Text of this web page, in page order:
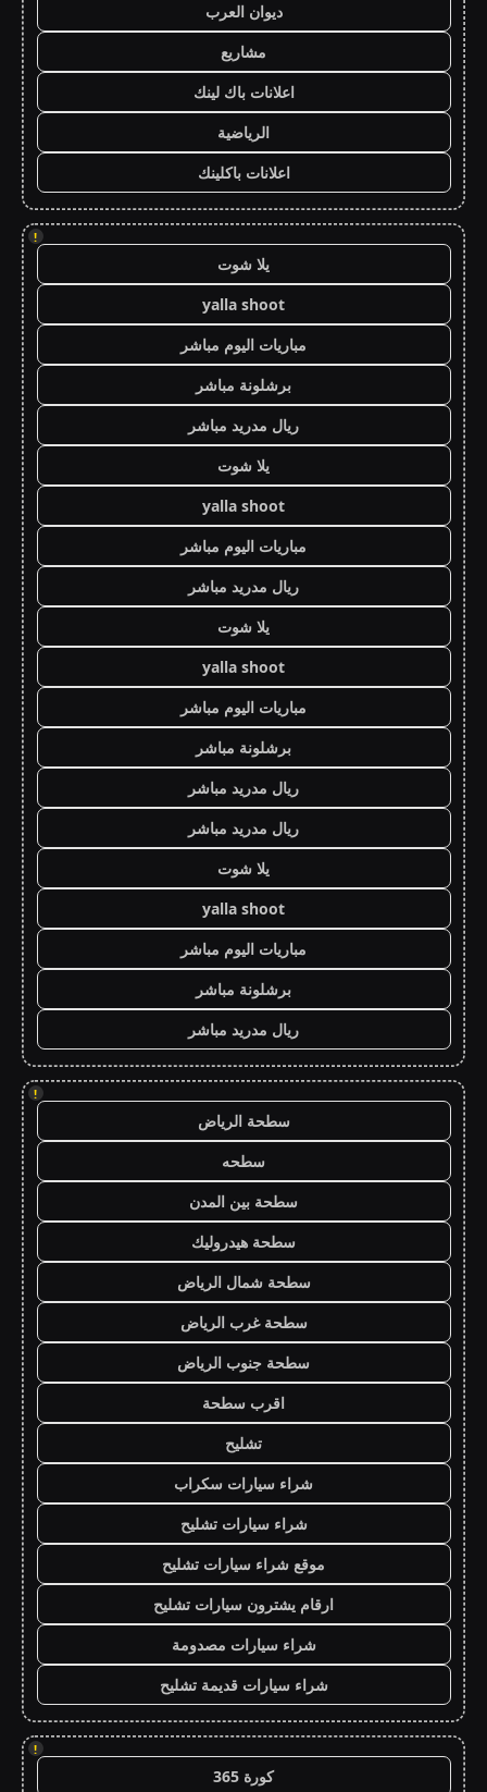
ديوان العرب
مشاريع
اعلانات باك لينك
الرياضية
اعلانات باكلينك
!
يلا شوت
yalla shoot
مباريات اليوم مباشر
برشلونة مباشر
ريال مدريد مباشر
يلا شوت
yalla shoot
مباريات اليوم مباشر
ريال مدريد مباشر
يلا شوت
yalla shoot
مباريات اليوم مباشر
برشلونة مباشر
ريال مدريد مباشر
ريال مدريد مباشر
يلا شوت
yalla shoot
مباريات اليوم مباشر
برشلونة مباشر
ريال مدريد مباشر
!
سطحة الرياض
سطحه
سطحة بين المدن
سطحة هيدروليك
سطحة شمال الرياض
سطحة غرب الرياض
سطحة جنوب الرياض
اقرب سطحة
تشليح
شراء سيارات سكراب
شراء سيارات تشليح
موقع شراء سيارات تشليح
ارقام يشترون سيارات تشليح
شراء سيارات مصدومة
شراء سيارات قديمة تشليح
!
كورة 365